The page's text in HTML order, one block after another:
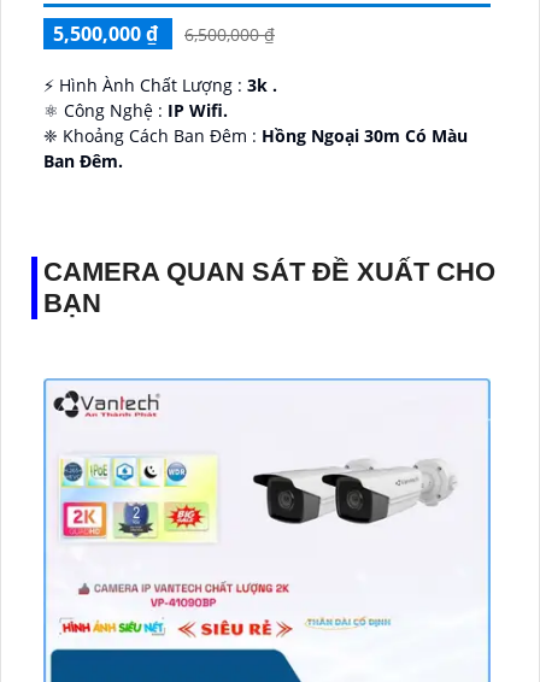
5,500,000 ₫
6,500,000 ₫
️⚡ Hình Ành Chất Lượng : 3k .
⚛️ Công Nghệ : IP Wifi.
❈ Khoảng Cách Ban Đêm : Hồng Ngoại 30m Có Màu
Ban Ðêm.
CAMERA QUAN SÁT ĐỀ XUẤT CHO
BẠN